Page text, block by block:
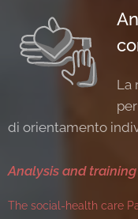
La
di orientamento
Analysis and
The social-health care